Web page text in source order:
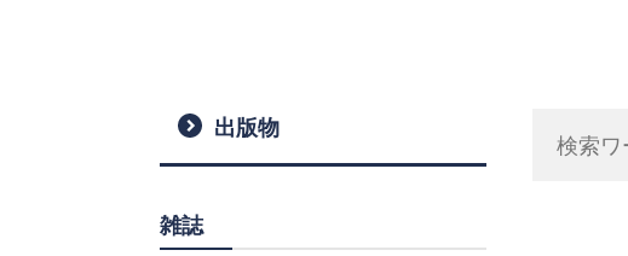
出版物
雑誌